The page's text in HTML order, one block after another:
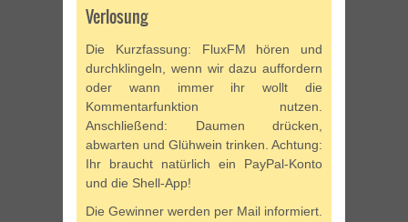
Verlosung
Die Kurzfassung: FluxFM hören und
durchklingeln, wenn wir dazu auffordern
oder wann immer ihr wollt die
Kommentarfunktion nutzen.
Anschließend: Daumen drücken,
abwarten und Glühwein trinken. Achtung:
Ihr braucht natürlich ein PayPal-Konto
und die Shell-App!
Die Gewinner werden per Mail informiert.